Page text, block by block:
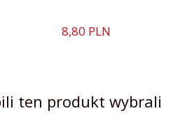
8,80 PLN
ten produkt wybrali